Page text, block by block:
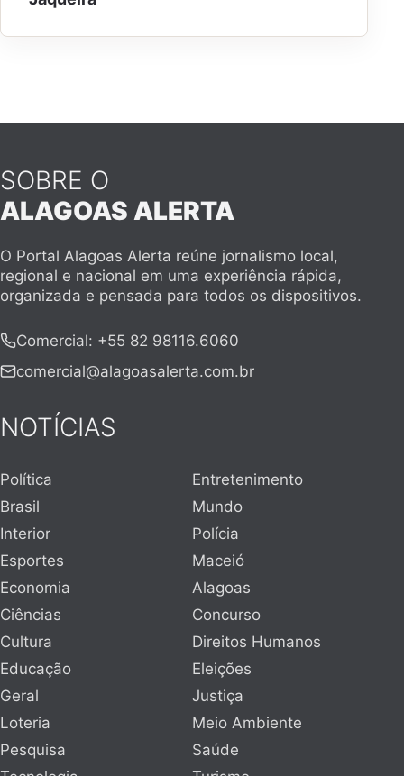
SOBRE O
ALAGOAS ALERTA
O Portal Alagoas Alerta reúne jornalismo local,
regional e nacional em uma experiência rápida,
organizada e pensada para todos os dispositivos.
Comercial: +55 82 98116.6060
comercial@alagoasalerta.com.br
NOTÍCIAS
Política
Entretenimento
Brasil
Mundo
Interior
Polícia
Esportes
Maceió
Economia
Alagoas
Ciências
Concurso
Cultura
Direitos Humanos
Educação
Eleições
Geral
Justiça
Loteria
Meio Ambiente
Pesquisa
Saúde